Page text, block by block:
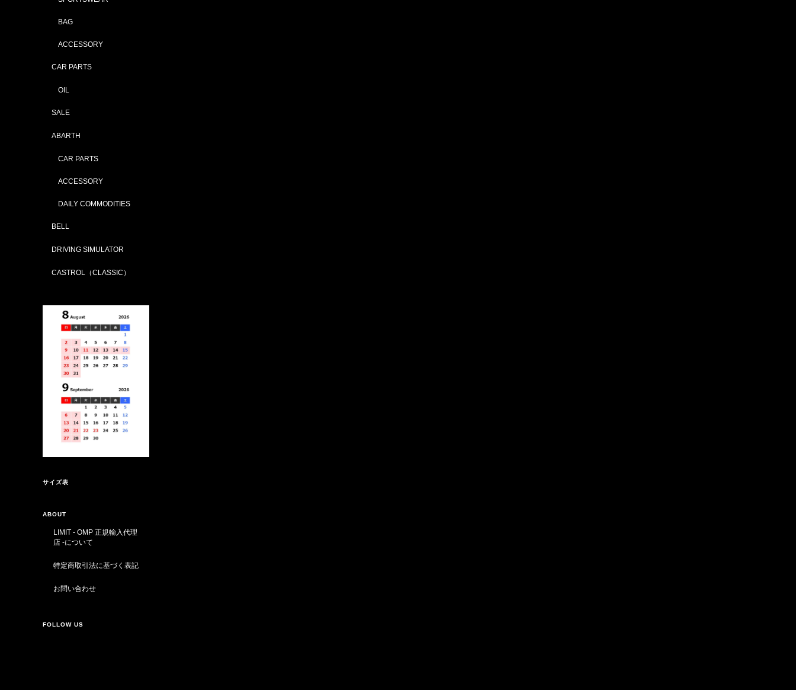
BAG
ACCESSORY
CAR PARTS
OIL
SALE
ABARTH
CAR PARTS
ACCESSORY
DAILY COMMODITIES
BELL
DRIVING SIMULATOR
CASTROL（CLASSIC）
サイズ表
ABOUT
LIMIT - OMP 正規輸入代理
店 -について
特定商取引法に基づく表記
お問い合わせ
FOLLOW US